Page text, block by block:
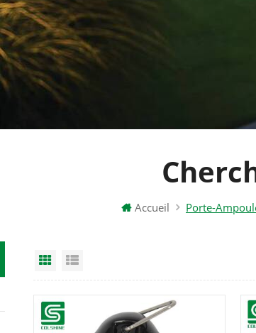
Accueil Porte-
Grid View